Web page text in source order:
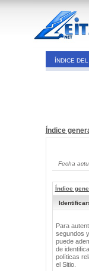
ÍNDICE
Índice
Fecha
Índice
Para
segundos
puede
de
políticas
el Sitio.